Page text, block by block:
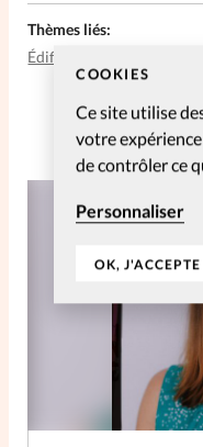
COOKIES
Ce site utilise
votre
de contrôler ce
Personnaliser
OK,
Thèmes liés:
Édification